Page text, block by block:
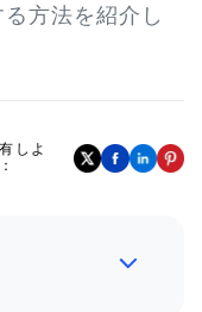
方法を紹介し
しよ